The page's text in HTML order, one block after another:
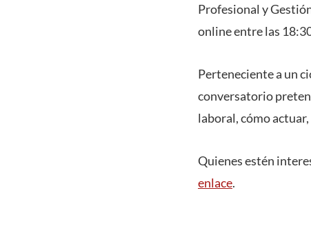
Profesional y
online entre las
Perteneciente a un
conversatorio
laboral, cómo
Quienes estén
enlace.